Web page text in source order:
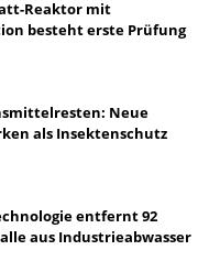
Reaktor mit
besteht erste Prüfung
Neue
als Insektenschutz
entfernt 92
aus Industrieabwasser